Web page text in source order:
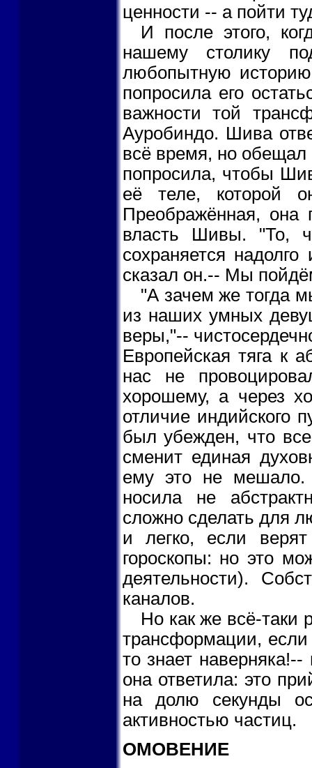
ценности -- а пойти
И после этого,
нашему столику
любопытную
попросила его
важности той
Ауробиндо. Шива
всё время, но
попросила, чтобы
её теле, которой
Преображённая,
власть Шивы. "То,
сохраняется
сказал он.-- Мы
"А зачем же тогда
из наших умных
веры,"--
Европейская тяга к
нас не
хорошему, а через
отличие индийского
был убежден, что
сменит единая
ему это не мешало.
носила не
сложно сделать для
и легко, если
гороскопы: но это
деятельности).
каналов.
Но как же всё-таки
трансформации,
то знает
она ответила: это
на долю секунды
активностью частиц.
ОМОВЕНИЕ